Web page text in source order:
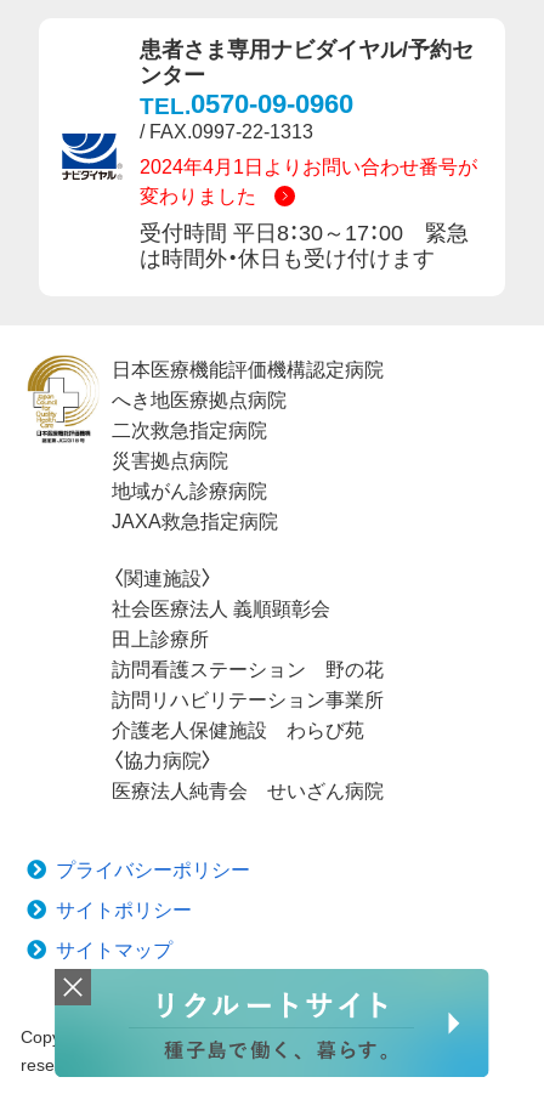
患者さま専用ナビダイヤル/予約セ
ンター
TEL.0570-09-0960
/ FAX.0997-22-1313
2024年4月1日よりお問い合わせ番号が
変わりました
受付時間 平日8：30～17：00 緊急
は時間外・休日も受け付けます
日本医療機能評価機構認定病院
へき地医療拠点病院
二次救急指定病院
災害拠点病院
地域がん診療病院
JAXA救急指定病院
〈関連施設〉
社会医療法人 義順顕彰会
田上診療所
訪問看護ステーション 野の花
訪問リハビリテーション事業所
介護老人保健施設 わらび苑
〈協力病院〉
医療法人純青会 せいざん病院
プライバシーポリシー
サイトポリシー
サイトマップ
Copyright © 2020 Tanegashima Medical Center. All rights
reserved.